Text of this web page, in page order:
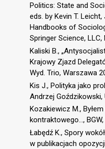
Politics: State and
eds. by Kevin T.
Handbooks of
Springer Science, LLC,
Kaliski B.,
Krajowy Zjazd
Wyd. Trio, Warszawa
Kis J., Polityka jako
Andrzej Goździkowski,
Kozakiewicz M.,
kontraktowego...,
Łabędź K., Spory
w publikacjach